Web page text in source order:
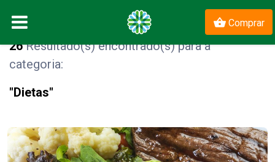
Comprar
26Resultado(s) encontrado(s) para a
categoria:
"Dietas"